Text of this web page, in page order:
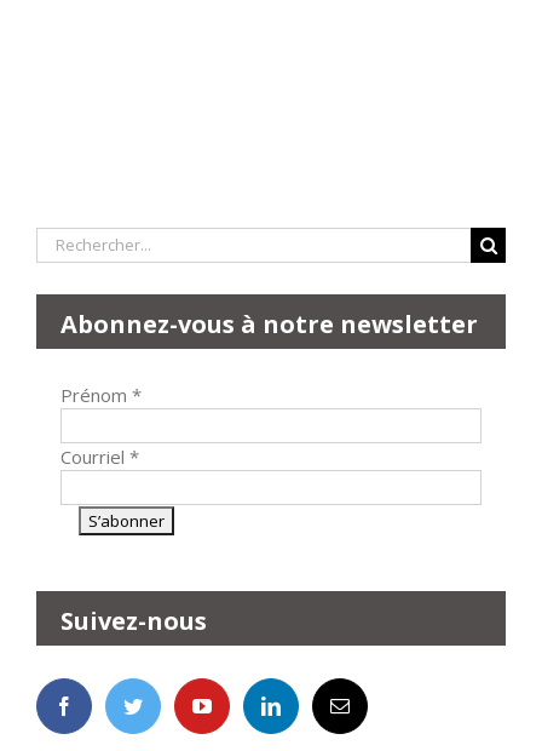
Rechercher:
Abonnez-vous à notre newsletter
Prénom *
Courriel *
Suivez-nous